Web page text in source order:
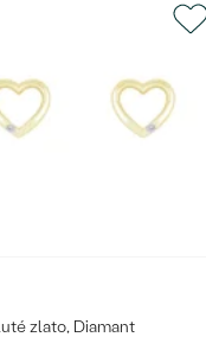
zlato, Diamant